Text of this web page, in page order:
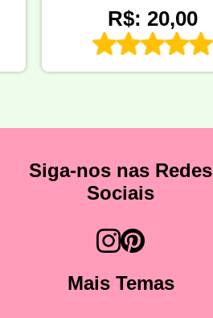
R$: 20,00
Siga-nos nas Redes
Sociais
Mais Temas